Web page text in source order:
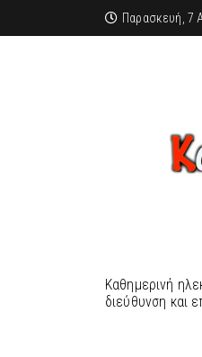
Παρασκευή, 7
Καθημερινή
διεύθυνση και